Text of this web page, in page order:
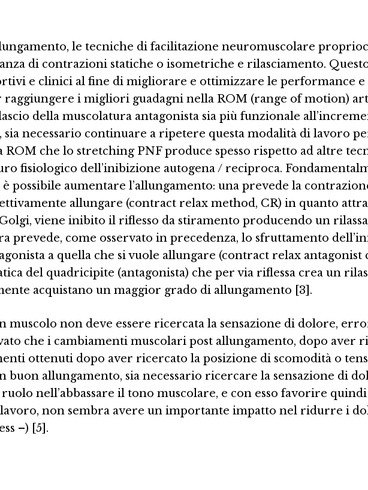
le tecniche di facilitazione neuromuscolare
di contrazioni statiche o isometriche e rilasciamento.
e clinici al fine di migliorare e ottimizzare le performance e
raggiungere i migliori guadagni nella ROM (range of motion)
della muscolatura antagonista sia più funzionale
necessario continuare a ripetere questa modalità di lavoro
che lo stretching PNF produce spesso rispetto ad altre
fisiologico dell’inibizione autogena / reciproca.
possibile aumentare l’allungamento: una prevede la
allungare (contract relax method, CR) in quanto
viene inibito il riflesso da stiramento producendo un
prevede, come osservato in precedenza, lo sfruttamento
a quella che si vuole allungare (contract relax antagonist
del quadricipite (antagonista) che per via riflessa crea un
acquistano un maggior grado di allungamento [3].
muscolo non deve essere ricercata la sensazione di dolore,
che i cambiamenti muscolari post allungamento, dopo
ottenuti dopo aver ricercato la posizione di scomodità o
buon allungamento, sia necessario ricercare la sensazione di
nell’abbassare il tono muscolare, e con esso favorire
non sembra avere un importante impatto nel ridurre i
–) [5].